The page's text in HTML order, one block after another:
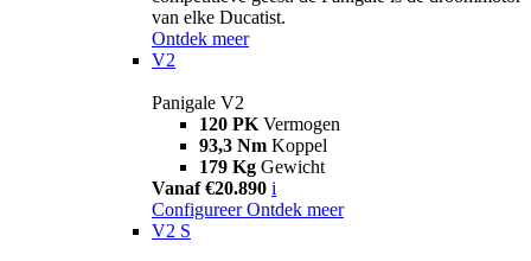
van elke Ducatist.
Ontdek meer
V2
Panigale V2
120 PK Vermogen
93,3 Nm Koppel
179 Kg Gewicht
Vanaf €20.890 i
Configureer Ontdek meer
V2 S